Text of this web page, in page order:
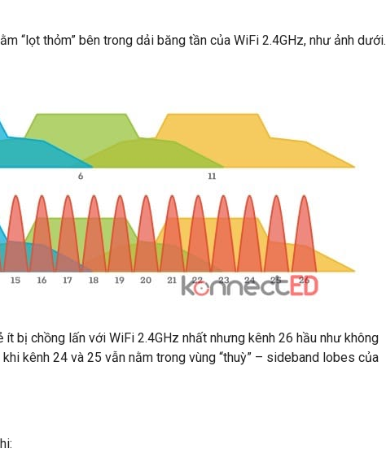
“lọt thỏm” bên trong dải băng tần của WiFi 2.4GHz, như ảnh dưới.
bị chồng lấn với WiFi 2.4GHz nhất nhưng kênh 26 hầu như không
kênh 24 và 25 vẫn nằm trong vùng “thuỳ” – sideband lobes của